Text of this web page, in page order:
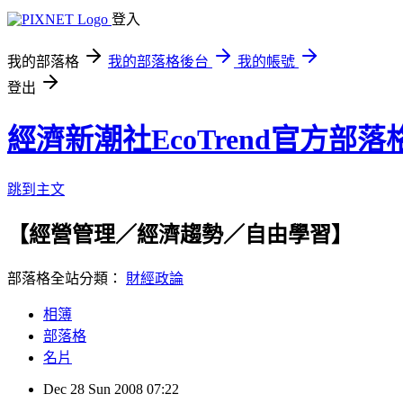
登入
我的部落格 我的部落格後台
我的帳號
登出
經濟新潮社EcoTrend官方部落
跳到主文
【經營管理／經濟趨勢／自由學習】
部落格全站分類： 財經政論
相簿
部落格
名片
Dec 28 Sun 2008 07:22